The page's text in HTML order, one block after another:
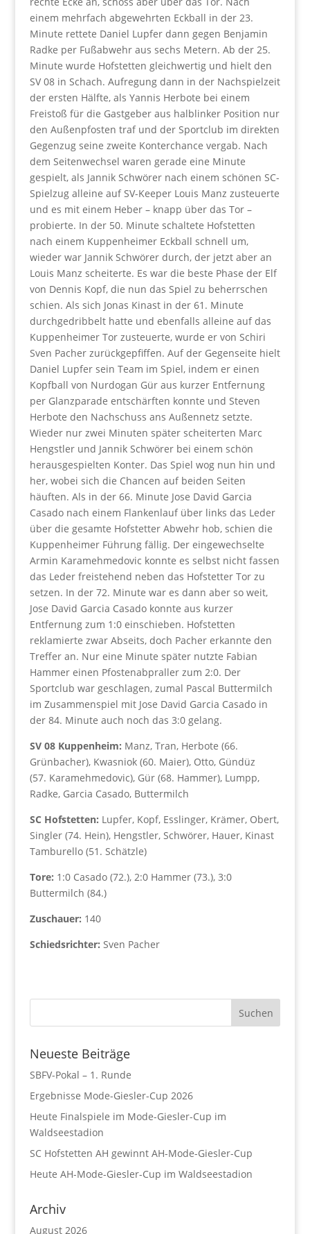
einem mehrfach abgewehrten Eckball in der 23.
Minute rettete Daniel Lupfer dann gegen Benjamin
Radke per Fußabwehr aus sechs Metern. Ab der 25.
Minute wurde Hofstetten gleichwertig und hielt den
SV 08 in Schach. Aufregung dann in der Nachspielzeit
der ersten Hälfte, als Yannis Herbote bei einem
Freistoß für die Gastgeber aus halblinker Position nur
den Außenpfosten traf und der Sportclub im direkten
Gegenzug seine zweite Konterchance vergab. Nach
dem Seitenwechsel waren gerade eine Minute
gespielt, als Jannik Schwörer nach einem schönen SC-
Spielzug alleine auf SV-Keeper Louis Manz zusteuerte
und es mit einem Heber – knapp über das Tor –
probierte. In der 50. Minute schaltete Hofstetten
nach einem Kuppenheimer Eckball schnell um,
wieder war Jannik Schwörer durch, der jetzt aber an
Louis Manz scheiterte. Es war die beste Phase der Elf
von Dennis Kopf, die nun das Spiel zu beherrschen
schien. Als sich Jonas Kinast in der 61. Minute
durchgedribbelt hatte und ebenfalls alleine auf das
Kuppenheimer Tor zusteuerte, wurde er von Schiri
Sven Pacher zurückgepfiffen. Auf der Gegenseite hielt
Daniel Lupfer sein Team im Spiel, indem er einen
Kopfball von Nurdogan Gür aus kurzer Entfernung
per Glanzparade entschärften konnte und Steven
Herbote den Nachschuss ans Außennetz setzte.
Wieder nur zwei Minuten später scheiterten Marc
Hengstler und Jannik Schwörer bei einem schön
herausgespielten Konter. Das Spiel wog nun hin und
her, wobei sich die Chancen auf beiden Seiten
häuften. Als in der 66. Minute Jose David Garcia
Casado nach einem Flankenlauf über links das Leder
über die gesamte Hofstetter Abwehr hob, schien die
Kuppenheimer Führung fällig. Der eingewechselte
Armin Karamehmedovic konnte es selbst nicht fassen
das Leder freistehend neben das Hofstetter Tor zu
setzen. In der 72. Minute war es dann aber so weit,
Jose David Garcia Casado konnte aus kurzer
Entfernung zum 1:0 einschieben. Hofstetten
reklamierte zwar Abseits, doch Pacher erkannte den
Treffer an. Nur eine Minute später nutzte Fabian
Hammer einen Pfostenabpraller zum 2:0. Der
Sportclub war geschlagen, zumal Pascal Buttermilch
im Zusammenspiel mit Jose David Garcia Casado in
der 84. Minute auch noch das 3:0 gelang.
SV 08 Kuppenheim: Manz, Tran, Herbote (66.
Grünbacher), Kwasniok (60. Maier), Otto, Gündüz
(57. Karamehmedovic), Gür (68. Hammer), Lumpp,
Radke, Garcia Casado, Buttermilch
SC Hofstetten: Lupfer, Kopf, Esslinger, Krämer, Obert,
Singler (74. Hein), Hengstler, Schwörer, Hauer, Kinast
Tamburello (51. Schätzle)
Tore: 1:0 Casado (72.), 2:0 Hammer (73.), 3:0
Buttermilch (84.)
Zuschauer: 140
Schiedsrichter: Sven Pacher
Neueste Beiträge
SBFV-Pokal – 1. Runde
Ergebnisse Mode-Giesler-Cup 2026
Heute Finalspiele im Mode-Giesler-Cup im
Waldseestadion
SC Hofstetten AH gewinnt AH-Mode-Giesler-Cup
Heute AH-Mode-Giesler-Cup im Waldseestadion
Archiv
August 2026